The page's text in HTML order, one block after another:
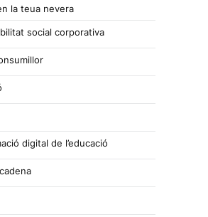
la teua nevera
social corporativa
digital de l’educació